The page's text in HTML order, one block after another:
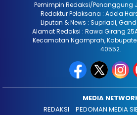
Pemimpin Redaksi/Penanggung
Redaktur Pelaksana : Adela
Liputan & News : Supriadi,
Alamat Redaksi : Rawa Girang
Kecamatan Ngamprah,
40552.
MEDIA
REDAKSI
PEDOMAN MEDIA